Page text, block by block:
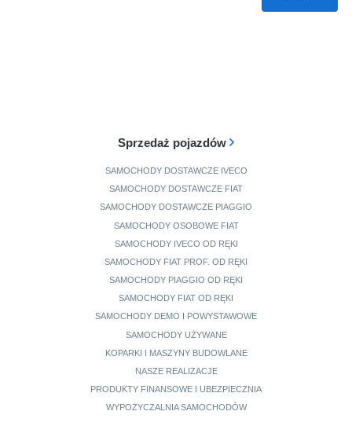
Sprzedaż pojazdów
SAMOCHODY DOSTAWCZE IVECO
SAMOCHODY DOSTAWCZE FIAT
SAMOCHODY DOSTAWCZE PIAGGIO
SAMOCHODY OSOBOWE FIAT
SAMOCHODY IVECO OD RĘKI
SAMOCHODY FIAT PROF. OD RĘKI
SAMOCHODY PIAGGIO OD RĘKI
SAMOCHODY FIAT OD RĘKI
SAMOCHODY DEMO I POWYSTAWOWE
SAMOCHODY UŻYWANE
KOPARKI I MASZYNY BUDOWLANE
NASZE REALIZACJE
PRODUKTY FINANSOWE I UBEZPIECZNIA
WYPOŻYCZALNIA SAMOCHODÓW